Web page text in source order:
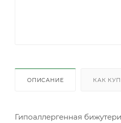
ОПИСАНИЕ КАК
Гипоаллергенная